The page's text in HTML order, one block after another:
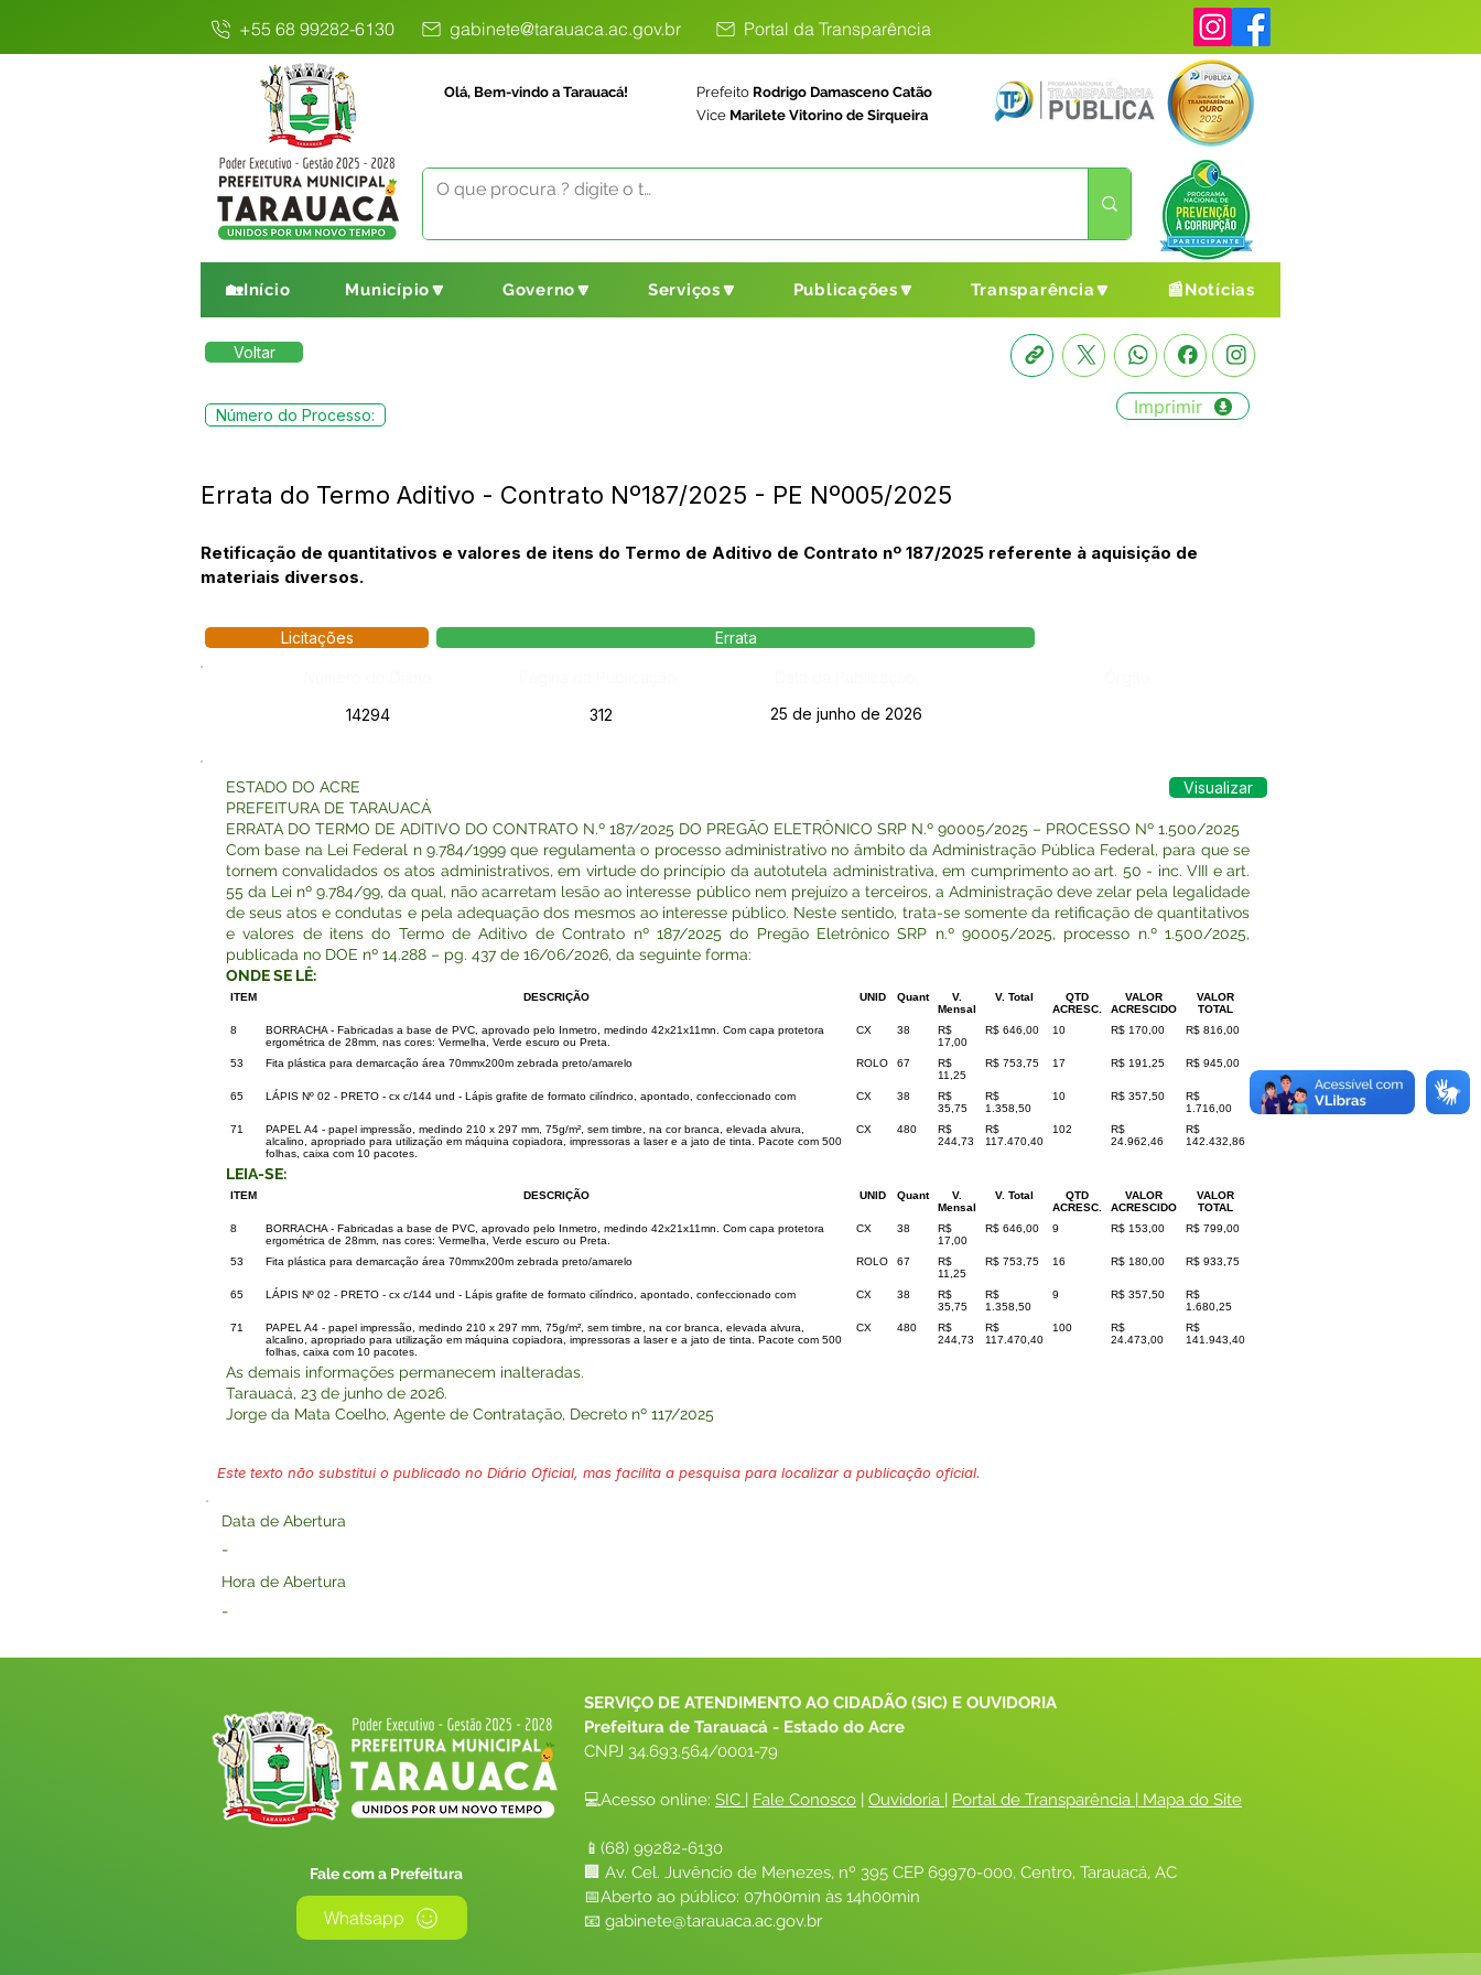
+55 68 99282-6130 gabinete@tarauaca.ac.gov.br Portal da Transparência
Olá, Bem-vindo a Tarauacá! Prefeito Rodrigo Damasceno Catão
Vice Marilete Vitorino de Sirqueira
🏡Início Município🔽 Governo🔽 Serviços🔽 Publicações🔽 Transparência🔽 📰Notícias
Voltar
Número do Processo: Imprimir
Errata do Termo Aditivo - Contrato Nº187/2025 - PE Nº005/2025
Retificação de quantitativos e valores de itens do Termo de Aditivo de Contrato nº 187/2025 referente à aquisição de
materiais diversos.
Licitações Errata
14294
312 25 de junho de 2026
ESTADO DO ACRE
PREFEITURA DE TARAUACÁ
ERRATA DO TERMO DE ADITIVO DO CONTRATO N.º 187/2025 DO PREGÃO ELETRÔNICO SRP N.º 90005/2025 – PROCESSO Nº 1.500/2025
Com base na Lei Federal n 9.784/1999 que regulamenta o processo administrativo no âmbito da Administração Pública Federal, para que se
tornem convalidados os atos administrativos, em virtude do princípio da autotutela administrativa, em cumprimento ao art. 50 - inc. VIII e art.
55 da Lei nº 9.784/99, da qual, não acarretam lesão ao interesse público nem prejuízo a terceiros, a Administração deve zelar pela legalidade
de seus atos e condutas e pela adequação dos mesmos ao interesse público. Neste sentido, trata-se somente da retificação de quantitativos
e valores de itens do Termo de Aditivo de Contrato nº 187/2025 do Pregão Eletrônico SRP n.º 90005/2025, processo n.º 1.500/2025,
publicada no DOE nº 14.288 – pg. 437 de 16/06/2026, da seguinte forma:
ONDE SE LÊ:
ITEM DESCRIÇÃO UNID Quant
V.
Mensal
V. Total
QTD
ACRESC.
VALOR
ACRESCIDO
VALOR
TOTAL
8
BORRACHA - Fabricadas a base de PVC, aprovado pelo Inmetro, medindo 42x21x11mn. Com capa protetora
ergométrica de 28mm, nas cores: Vermelha, Verde escuro ou Preta.
CX 38
R$
17,00
R$ 646,00 10 R$ 170,00 R$ 816,00
53 Fita plástica para demarcação área 70mmx200m zebrada preto/amarelo ROLO 67
R$
11,25
R$ 753,75 17 R$ 191,25 R$ 945,00
65 LÁPIS Nº 02 - PRETO - cx c/144 und - Lápis grafite de formato cilíndrico, apontado, confeccionado com CX 38
R$
35,75
R$
1.358,50
10 R$ 357,50
R$
1.716,00
71
PAPEL A4 - papel impressão, medindo 210 x 297 mm, 75g/m², sem timbre, na cor branca, elevada alvura,
alcalino, apropriado para utilização em máquina copiadora, impressoras a laser e a jato de tinta. Pacote com 500
folhas, caixa com 10 pacotes.
CX 480
R$
244,73
R$
117.470,40
102
R$
24.962,46
R$
142.432,86
LEIA-SE:
ITEM DESCRIÇÃO UNID Quant
V.
Mensal
V. Total
QTD
ACRESC.
VALOR
ACRESCIDO
VALOR
TOTAL
8
BORRACHA - Fabricadas a base de PVC, aprovado pelo Inmetro, medindo 42x21x11mn. Com capa protetora
ergométrica de 28mm, nas cores: Vermelha, Verde escuro ou Preta.
CX 38
R$
17,00
R$ 646,00 9 R$ 153,00 R$ 799,00
53 Fita plástica para demarcação área 70mmx200m zebrada preto/amarelo ROLO 67
R$
11,25
R$ 753,75 16 R$ 180,00 R$ 933,75
65 LÁPIS Nº 02 - PRETO - cx c/144 und - Lápis grafite de formato cilíndrico, apontado, confeccionado com CX 38
R$
35,75
R$
1.358,50
9 R$ 357,50
R$
1.680,25
71
PAPEL A4 - papel impressão, medindo 210 x 297 mm, 75g/m², sem timbre, na cor branca, elevada alvura,
alcalino, apropriado para utilização em máquina copiadora, impressoras a laser e a jato de tinta. Pacote com 500
folhas, caixa com 10 pacotes.
CX 480
R$
244,73
R$
117.470,40
100
R$
24.473,00
R$
141.943,40
As demais informações permanecem inalteradas.
Tarauacá, 23 de junho de 2026.
Jorge da Mata Coelho, Agente de Contratação, Decreto nº 117/2025
Visualizar
Este texto não substitui o publicado no Diário Oficial, mas facilita a pesquisa para localizar a publicação oficial.
Data de Abertura
-
Hora de Abertura
-
Fale com a Prefeitura
Whatsapp
SERVIÇO DE ATENDIMENTO AO CIDADÃO (SIC) E OUVIDORIA
Prefeitura de Tarauacá - Estado do Acre
CNPJ 34.693.564/0001-79
💻Acesso online: SIC | Fale Conosco | Ouvidoria | Portal de Transparência | Mapa do Site
📱(68) 99282-6130
🏢 Av. Cel. Juvêncio de Menezes, nº 395 CEP 69970-000, Centro, Tarauacá, AC
📅Aberto ao público: 07h00min às 14h00min
📧 gabinete@tarauaca.ac.gov.br